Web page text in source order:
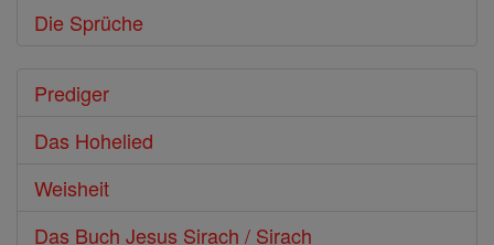
Die Sprüche
Prediger
Das Hohelied
Weisheit
Das Buch Jesus Sirach / Sirach